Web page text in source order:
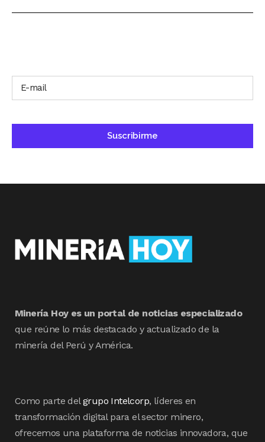
Minería Hoy es un portal de noticias especializado
que reúne lo más destacado y actualizado de la
minería del Perú y América.
Como parte delgrupo Intelcorp, líderes en
transformación digital para el sector minero,
ofrecemos una plataforma de noticias innovadora, que